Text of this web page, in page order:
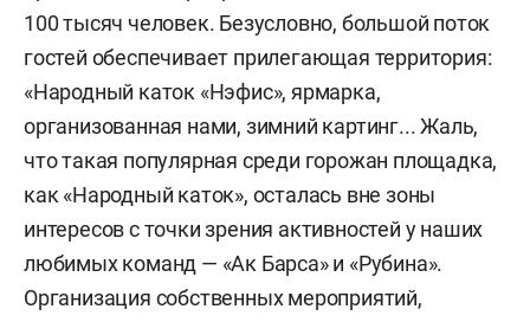
100 тысяч человек. Безусловно, большой поток
гостей обеспечивает прилегающая территория:
«Народный каток «Нэфис», ярмарка,
организованная нами, зимний картинг...Жаль,
что такая популярная среди горожан площадка,
как «Народный каток», осталась вне зоны
интересов с точки зрения активностей у наших
любимых команд — «Ак Барса» и «Рубина».
Организация собственных мероприятий,